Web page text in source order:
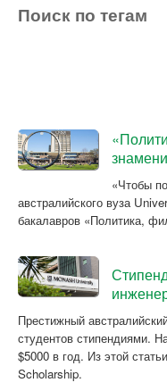
Поиск по тегам
«Чтобы
австралийского вуза
бакалавров «Политика,
Престижный
студентов стипендиями.
$5000 в год. Из этой
Scholarship.